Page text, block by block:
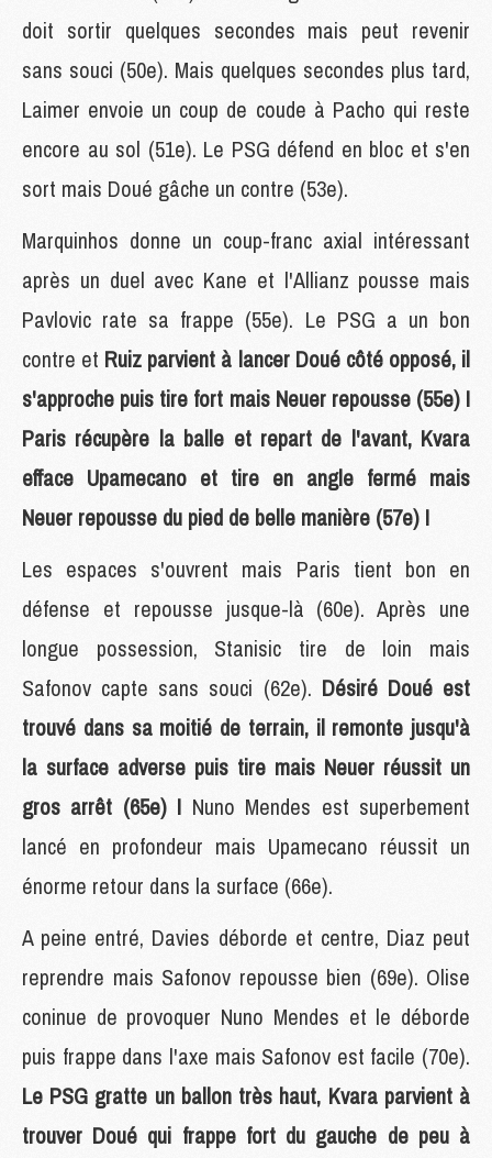
doit sortir quelques secondes mais peut revenir
sans souci (50e). Mais quelques secondes plus tard,
Laimer envoie un coup de coude à Pacho qui reste
encore au sol (51e). Le PSG défend en bloc et s'en
sort mais Doué gâche un contre (53e).
Marquinhos donne un coup-franc axial intéressant
après un duel avec Kane et l'Allianz pousse mais
Pavlovic rate sa frappe (55e). Le PSG a un bon
contre et Ruiz parvient à lancer Doué côté opposé, il
s'approche puis tire fort mais Neuer repousse (55e) !
Paris récupère la balle et repart de l'avant, Kvara
efface Upamecano et tire en angle fermé mais
Neuer repousse du pied de belle manière (57e) !
Les espaces s'ouvrent mais Paris tient bon en
défense et repousse jusque-là (60e). Après une
longue possession, Stanisic tire de loin mais
Safonov capte sans souci (62e). Désiré Doué est
trouvé dans sa moitié de terrain, il remonte jusqu'à
la surface adverse puis tire mais Neuer réussit un
gros arrêt (65e) ! Nuno Mendes est superbement
lancé en profondeur mais Upamecano réussit un
énorme retour dans la surface (66e).
A peine entré, Davies déborde et centre, Diaz peut
reprendre mais Safonov repousse bien (69e). Olise
coninue de provoquer Nuno Mendes et le déborde
puis frappe dans l'axe mais Safonov est facile (70e).
Le PSG gratte un ballon très haut, Kvara parvient à
trouver Doué qui frappe fort du gauche de peu à